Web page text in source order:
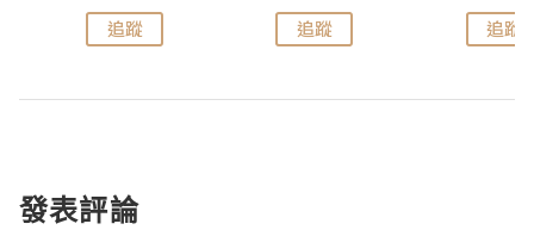
追蹤 追蹤 追蹤
發表評論